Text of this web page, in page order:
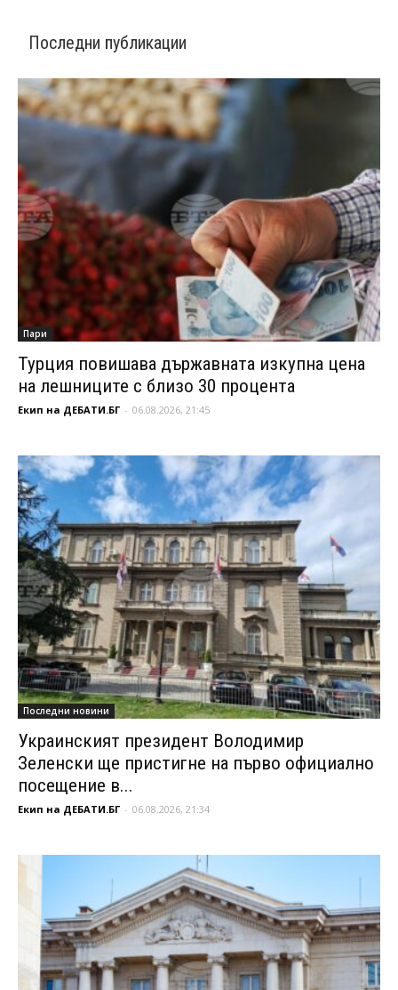
Последни публикации
Пари
Турция повишава държавната изкупна цена
на лешниците с близо 30 процента
Екип на ДЕБАТИ.БГ - 06.08.2026, 21:45
Последни новини
Украинският президент Володимир
Зеленски ще пристигне на първо официално
посещение в...
Екип на ДЕБАТИ.БГ - 06.08.2026, 21:34